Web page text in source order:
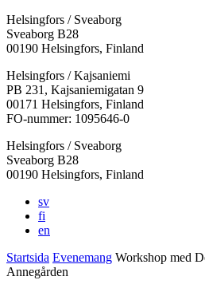
Helsingfors / Sveaborg
Sveaborg B28
00190 Helsingfors, Finland
Facebook:
Öppnas
i
en
flik
Instagram:
Öppnas
i
en
flik
TikTok:
Öppnas
i
en
flik
Youtube:
Öppnas
i
en
flik
Vimeo:
Öppnas
i
en
flik
Helsingfors / Kajsaniemi
PB 231, Kajsaniemigatan 9
00171 Helsingfors, Finland
FO-nummer: 1095646-0
Helsingfors / Sveaborg
Sveaborg B28
00190 Helsingfors, Finland
sv
fi
en
Startsida Evenemang Workshop med
Annegården